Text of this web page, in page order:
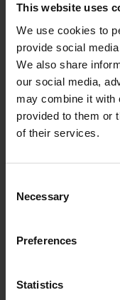
This website uses
We use cookies to
provide social
We also share
our social media,
may combine it with
provided to them or
of their services.
Selection
Necessary
Preferences
Statistics
Skicka din
översyn
För bästa
din CAD